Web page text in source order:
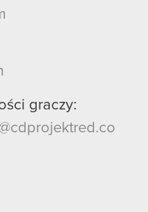
graczy: